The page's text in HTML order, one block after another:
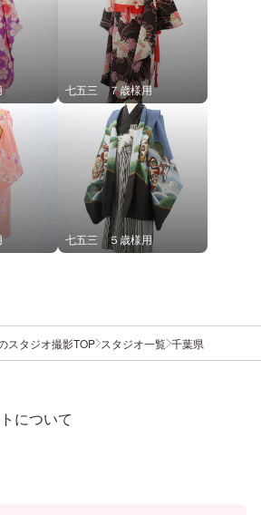
七五三 ７歳様用
七五三 ５歳様用
スタジオ撮影TOP スタジオ一覧 千葉県
について